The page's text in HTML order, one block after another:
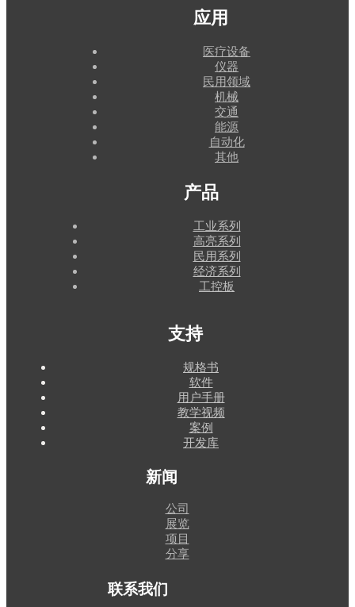
应用
医疗设备
仪器
民用领域
机械
交通
能源
自动化
其他
产品
工业系列
高亮系列
民用系列
经济系列
工控板
支持
规格书
软件
用户手册
教学视频
案例
开发库
新闻
公司
展览
项目
分享
联系我们